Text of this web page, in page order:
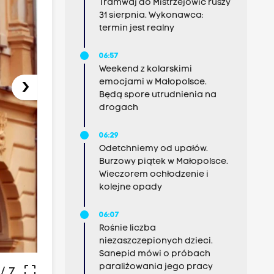
›
crop_free
Tramwaj do Mistrzejowic ruszy
31 sierpnia. Wykonawca:
termin jest realny
06:57
Weekend z kolarskimi
emocjami w Małopolsce.
Będą spore utrudnienia na
drogach
06:29
Odetchniemy od upałów.
Burzowy piątek w Małopolsce.
Wieczorem ochłodzenie i
kolejne opady
06:07
Rośnie liczba
niezaszczepionych dzieci.
Sanepid mówi o próbach
paraliżowania jego pracy